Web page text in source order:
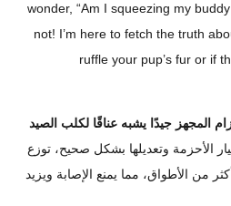
wonder, “Am I squeezing my
not! I’m here to fetch the truth
ruffle your pup’s fur or if
المجهز جيدًا يشبه عناقًا لكلب الصيد
الأحزمة وتعديلها بشكل صحيح، توزع
من الأطواق، مما يمنع الإصابة ويزيد